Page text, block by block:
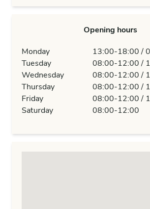
Opening hours
Monday
13:00-18:00 /
Tuesday
08:00-12:00 /
Wednesday
08:00-12:00 /
Thursday
08:00-12:00 /
Friday
08:00-12:00 /
Saturday
08:00-12:00